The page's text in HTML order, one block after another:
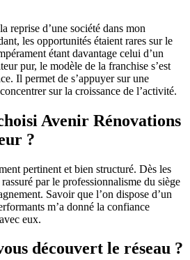
reprise d’une société dans mon
les opportunités étaient rares sur le
étant davantage celui d’un
pur, le modèle de la franchise s’est
Il permet de s’appuyer sur une
sur la croissance de l’activité.
Avenir Rénovations
?
pertinent et bien structuré. Dès les
par le professionnalisme du siège
Savoir que l’on dispose d’un
m’a donné la confiance
eux.
découvert le réseau ?